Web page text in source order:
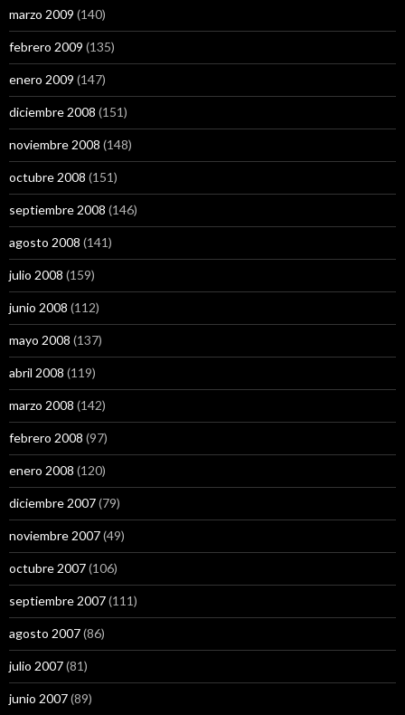
marzo 2009 (140)
febrero 2009 (135)
enero 2009 (147)
diciembre 2008 (151)
noviembre 2008 (148)
octubre 2008 (151)
septiembre 2008 (146)
agosto 2008 (141)
julio 2008 (159)
junio 2008 (112)
mayo 2008 (137)
abril 2008 (119)
marzo 2008 (142)
febrero 2008 (97)
enero 2008 (120)
diciembre 2007(79)
noviembre 2007(49)
octubre 2007(106)
septiembre 2007(111)
agosto 2007(86)
julio 2007(81)
junio 2007(89)